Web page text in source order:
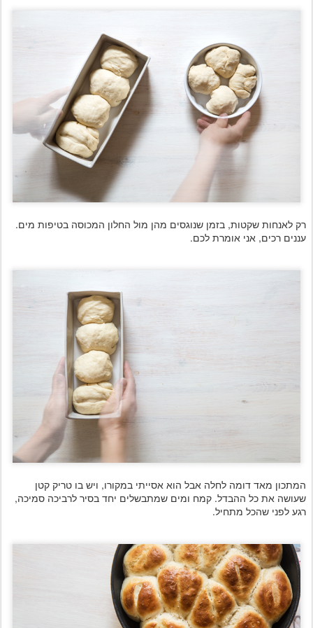
רק לאנחות שקטות, בזמן שנוגסים מהן מול החלון המכוסה בטיפות מים.
עננים רכים, אני אומרת לכם.
המתכון מאד דומה לחלה אבל הוא אסייתי במקורו, ויש בו טריק קטן
שעושה את כל ההבדל. קמח ומים שמתבשלים יחד בסיר לרביכה סמיכה,
רגע לפני שהכל מתחיל.